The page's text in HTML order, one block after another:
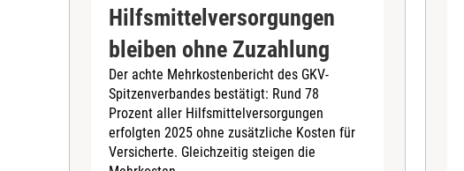
Hilfsmittelversorgungen
bleiben ohne Zuzahlung
Der achte Mehrkostenbericht des GKV-
Spitzenverbandes bestätigt: Rund 78
Prozent aller Hilfsmittelversorgungen
erfolgten 2025 ohne zusätzliche Kosten für
Versicherte. Gleichzeitig steigen die